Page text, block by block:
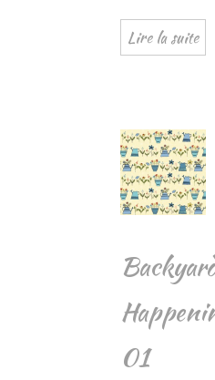
Lire la suite
01